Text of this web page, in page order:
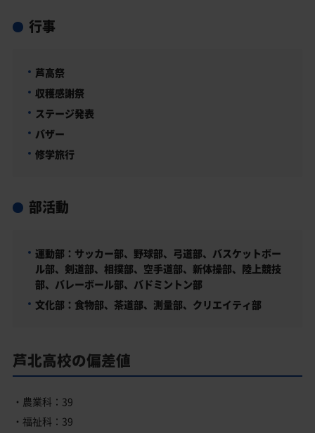
行事
芦高祭
収穫感謝祭
ステージ発表
バザー
修学旅行
部活動
運動部：サッカー部、野球部、弓道部、バスケットボー
ル部、剣道部、相撲部、空手道部、新体操部、陸上競技
部、バレーボール部、バドミントン部
文化部：食物部、茶道部、測量部、クリエイティ部
芦北高校の偏差値
・農業科：39
・福祉科：39